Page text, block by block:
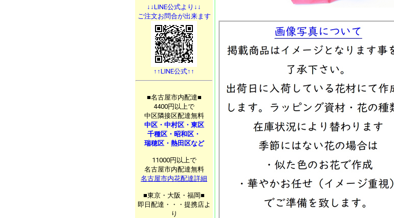
↓↓LINE公式より↓↓
ご注文お問合が出来ます
↑↑LINE公式↑↑
■名古屋市内配達■
4400円以上で
中区隣接区配達無料
中区・中村区・東区
千種区・昭和区・
瑞穂区・熱田区など
11000円以上で
名古屋市内配達無料
名古屋市内花配達詳細
■東京・大阪・福岡■
即日配達・・・提携店よ
り